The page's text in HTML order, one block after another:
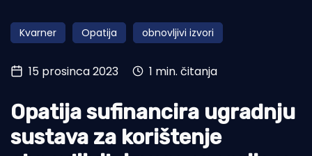
Obala
Otoci
Turizam i nautika
Pomorstvo
Ribolov
Kvarner Opatija obnovljivi izvori
15 prosinca 2023 1 min. čitanja
Opatija sufinancira ugradnju
sustava za korištenje